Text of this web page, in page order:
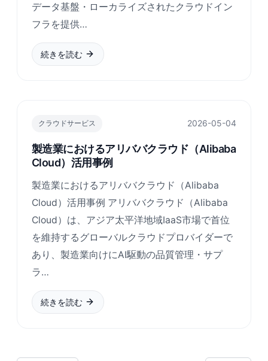
データ基盤・ローカライズされたクラウドイン
フラを提供…
続きを読む
クラウドサービス 2026-05-04
製造業におけるアリババクラウド（Alibaba
Cloud）活用事例
製造業におけるアリババクラウド（Alibaba
Cloud）活用事例 アリババクラウド（Alibaba
Cloud）は、アジア太平洋地域IaaS市場で首位
を維持するグローバルクラウドプロバイダーで
あり、製造業向けにAI駆動の品質管理・サプ
ラ…
続きを読む